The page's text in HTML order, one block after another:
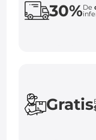
30%De
Gratis